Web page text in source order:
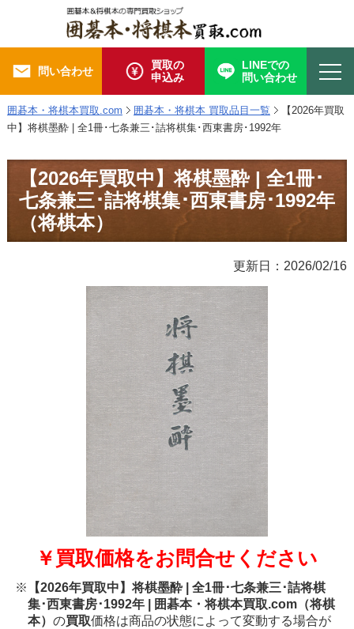
問い合わせ
買取の
申込み
LINEでの
問い合わせ
囲碁本・将棋本買取.com 囲碁本・将棋本 買取品目一覧
【2026年買取
中】将棋墨酔 | 全1冊･七条兼三･詰将棋集･西東書房･1992年
【2026年買取中】将棋墨酔 | 全1冊･
七条兼三･詰将棋集･西東書房･1992年
（将棋本）
更新日：2026/02/16
￥買取価格をお問合せください
※
【2026年買取中】将棋墨酔 | 全1冊･七条兼三･詰将棋
集･西東書房･1992年 | 囲碁本・将棋本買取.com（将棋
本） の買取価格は商品の状態によって変動する場合が